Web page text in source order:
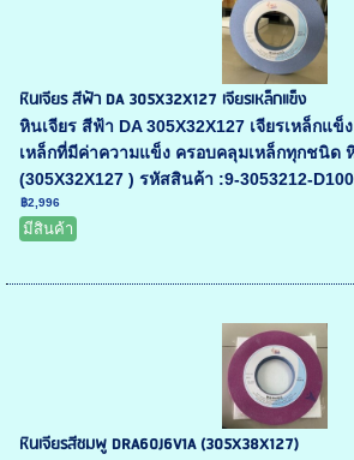
หินเจียร สีฟ้า DA 305X32X127 เจียรเหล็กแข็ง
หินเจียร สีฟ้า DA 305X32X127 เจียรเหล็กแข็
เหล็กที่มีค่าความแข็ง ครอบคลุมเหล็กทุกชนิด
(305X32X127 ) รหัสสินค้า :9-3053212-
฿2,996
มีสินค้า
หินเจียรสีชมพู DRA60J6V1A (305X38X127)